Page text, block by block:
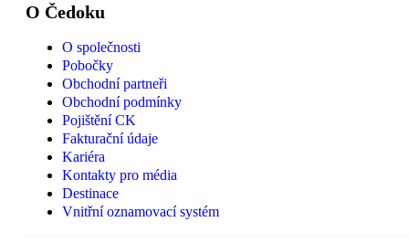
O Čedoku
O společnosti
Pobočky
Obchodní partneři
Obchodní podmínky
Pojištění CK
Fakturační údaje
Kariéra
Kontakty pro média
Destinace
Vnitřní oznamovací systém